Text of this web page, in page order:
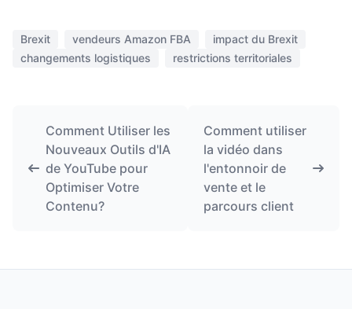
Brexit vendeurs Amazon FBA
impact du Brexit
changements logistiques
restrictions territoriales
Comment Utiliser les
Nouveaux Outils d'IA
de YouTube pour
Optimiser Votre
Contenu?
Comment utiliser
la vidéo dans
l'entonnoir de
vente et le
parcours client